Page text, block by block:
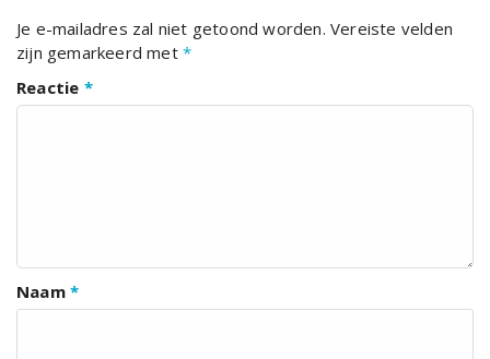
Je e-mailadres zal niet getoond worden. Vereiste velden
zijn gemarkeerd met *
Reactie *
Naam *